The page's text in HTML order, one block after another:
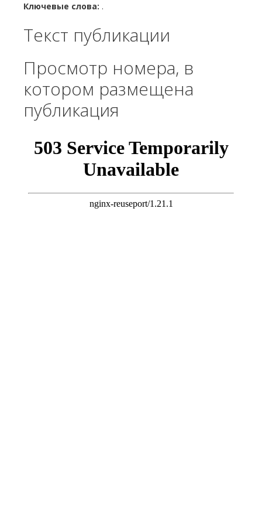
Ключевые слова: .
Текст публикации
Просмотр номера, в
котором размещена
публикация